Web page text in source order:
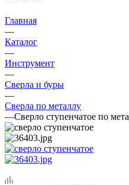
Главная
—
Каталог
—
Инструмент
—
Сверла и буры
—
Сверла по металлу
—Сверло ступенчатое по